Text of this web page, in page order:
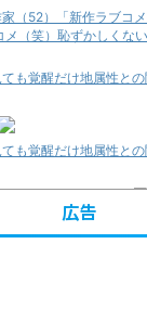
家（52）「新作ラブコ
メ（笑）恥ずかしくな
ても覚醒だけ地属性と
ても覚醒だけ地属性と
歌は必要か?」論争
恋*万花」のアニメ化決
広告